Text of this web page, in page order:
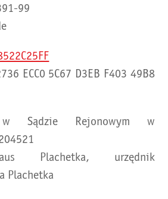
99
ECC0 5C67 D3EB F403 49B8
w Sądzie Rejonowym w
Plachetka, urzędnik
Plachetka